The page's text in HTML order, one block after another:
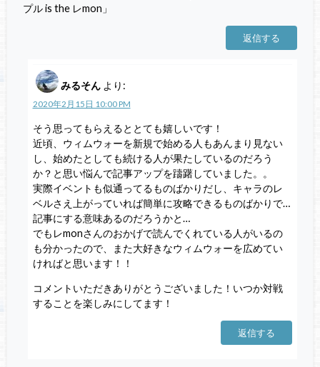
プル is the レmon」
返信する
みるそん より:
2020年2月15日 10:00 PM
そう思ってもらえるととても嬉しいです！
近頃、ウィムウォーを新規で始める人もあんまり見ない
し、始めたとしても続ける人が果たしているのだろう
か？と思い悩んで記事アップを躊躇していました。。
実際イベントも似通ってるものばかりだし、キャラのレ
ベルさえ上がっていれば簡単に攻略できるものばかりで…
記事にする意味あるのだろうかと…
でもレmonさんのおかげで読んでくれている人がいるの
も分かったので、また大好きなウィムウォーを広めてい
ければと思います！！
コメントいただきありがとうございました！いつか対戦
することを楽しみにしてます！
返信する